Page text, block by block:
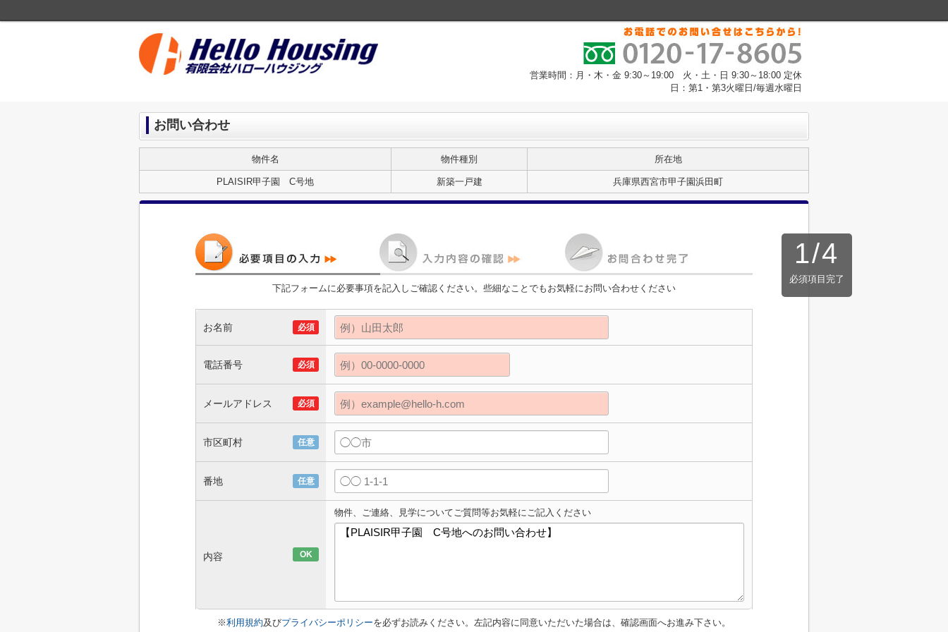
営業時間：月・木・金 9:30～19:00 火・土・日 9:30～18:00 定休
日：第1・第3火曜日/毎週水曜日
お問い合わせ
物件名 物件種別 所在地
PLAISIR甲子園 C号地 新築一戸建 兵庫県西宮市甲子園浜田町
1/4
必須項目完了
下記フォームに必要事項を記入しご確認ください。些細なことでもお気軽にお問い合わせください
お名前 必須
電話番号 必須
メールアドレス 必須
市区町村 任意
番地 任意
内容 OK
物件、ご連絡、見学についてご質問等お気軽にご記入ください
※利用規約及びプライバシーポリシーを必ずお読みください。左記内容に同意いただいた場合は、確認画面へお進み下さい。